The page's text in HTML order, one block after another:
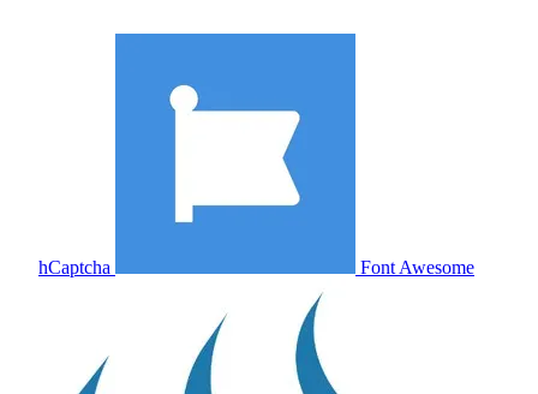
hCaptcha Font Awesome